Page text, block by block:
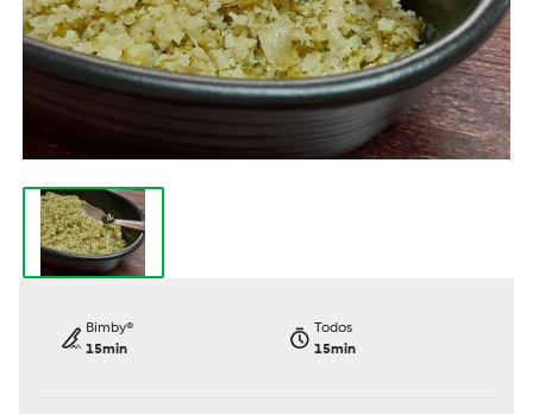
Bimby®
15min
Todos
15min